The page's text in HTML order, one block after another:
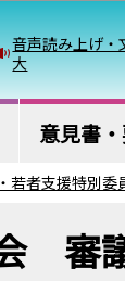
この
音声読み上げ・
大
意見書
若者支援特別
審